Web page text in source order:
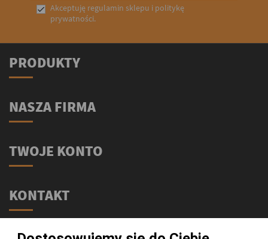
 Akceptuję regulamin sklepu i politykę
prywatności.
PRODUKTY
NASZA FIRMA
TWOJE KONTO
KONTAKT